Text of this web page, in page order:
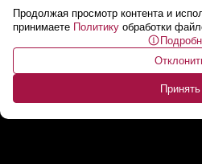
Продолжая просмотр контента и
принимаете Политику обработки
Принять
Европа возвращается к
«Поэтому Беларусь и